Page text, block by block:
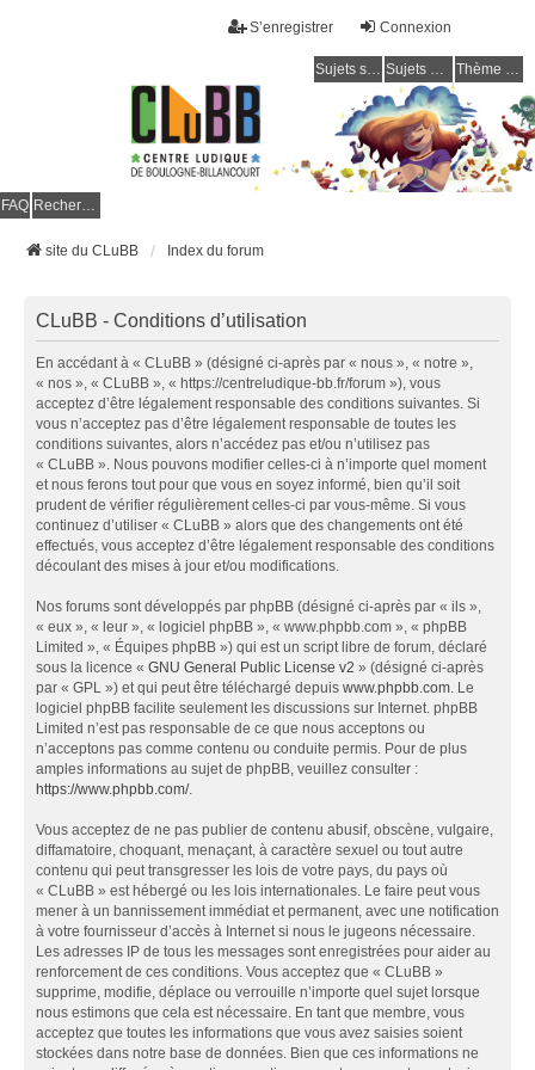
Connexion
S’enregistrer
Sujets sans réponse Sujets actifs Thème clair / foncé
FAQ Rechercher
site du CLuBB Index du forum
CLuBB - Conditions d’utilisation
En accédant à « CLuBB » (désigné ci-après par « nous », « notre »,
« nos », « CLuBB », « https://centreludique-bb.fr/forum »), vous
acceptez d’être légalement responsable des conditions suivantes. Si
vous n’acceptez pas d’être légalement responsable de toutes les
conditions suivantes, alors n’accédez pas et/ou n’utilisez pas
« CLuBB ». Nous pouvons modifier celles-ci à n’importe quel moment
et nous ferons tout pour que vous en soyez informé, bien qu’il soit
prudent de vérifier régulièrement celles-ci par vous-même. Si vous
continuez d’utiliser « CLuBB » alors que des changements ont été
effectués, vous acceptez d’être légalement responsable des conditions
découlant des mises à jour et/ou modifications.
Nos forums sont développés par phpBB (désigné ci-après par « ils »,
« eux », « leur », « logiciel phpBB », « www.phpbb.com », « phpBB
Limited », « Équipes phpBB ») qui est un script libre de forum, déclaré
sous la licence « GNU General Public License v2 » (désigné ci-après
par « GPL ») et qui peut être téléchargé depuis www.phpbb.com. Le
logiciel phpBB facilite seulement les discussions sur Internet. phpBB
Limited n’est pas responsable de ce que nous acceptons ou
n’acceptons pas comme contenu ou conduite permis. Pour de plus
amples informations au sujet de phpBB, veuillez consulter :
https://www.phpbb.com/.
Vous acceptez de ne pas publier de contenu abusif, obscène, vulgaire,
diffamatoire, choquant, menaçant, à caractère sexuel ou tout autre
contenu qui peut transgresser les lois de votre pays, du pays où
« CLuBB » est hébergé ou les lois internationales. Le faire peut vous
mener à un bannissement immédiat et permanent, avec une notification
à votre fournisseur d’accès à Internet si nous le jugeons nécessaire.
Les adresses IP de tous les messages sont enregistrées pour aider au
renforcement de ces conditions. Vous acceptez que « CLuBB »
supprime, modifie, déplace ou verrouille n’importe quel sujet lorsque
nous estimons que cela est nécessaire. En tant que membre, vous
acceptez que toutes les informations que vous avez saisies soient
stockées dans notre base de données. Bien que ces informations ne